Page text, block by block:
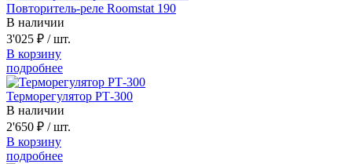
Повторитель-реле Roomstat 190
В наличии
3'025 ₽ / шт.
В корзину
подробнее
Терморегулятор РТ-300
В наличии
2'650 ₽ / шт.
В корзину
подробнее